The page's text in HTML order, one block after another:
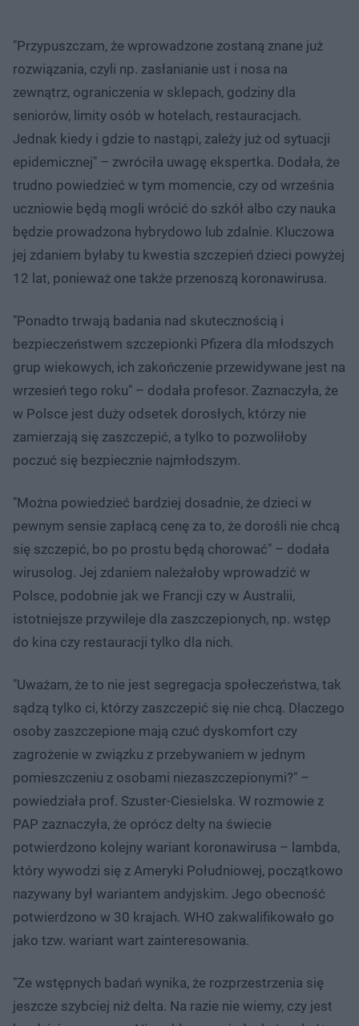
"Przypuszczam, że wprowadzone zostaną znane już
rozwiązania, czyli np. zasłanianie ust i nosa na
zewnątrz, ograniczenia w sklepach, godziny dla
seniorów, limity osób w hotelach, restauracjach.
Jednak kiedy i gdzie to nastąpi, zależy już od sytuacji
epidemicznej" – zwróciła uwagę ekspertka. Dodała, że
trudno powiedzieć w tym momencie, czy od września
uczniowie będą mogli wrócić do szkół albo czy nauka
będzie prowadzona hybrydowo lub zdalnie. Kluczowa
jej zdaniem byłaby tu kwestia szczepień dzieci powyżej
12 lat, ponieważ one także przenoszą koronawirusa.
"Ponadto trwają badania nad skutecznością i
bezpieczeństwem szczepionki Pfizera dla młodszych
grup wiekowych, ich zakończenie przewidywane jest na
wrzesień tego roku" – dodała profesor. Zaznaczyła, że
w Polsce jest duży odsetek dorosłych, którzy nie
zamierzają się zaszczepić, a tylko to pozwoliłoby
poczuć się bezpiecznie najmłodszym.
"Można powiedzieć bardziej dosadnie, że dzieci w
pewnym sensie zapłacą cenę za to, że dorośli nie chcą
się szczepić, bo po prostu będą chorować" – dodała
wirusolog. Jej zdaniem należałoby wprowadzić w
Polsce, podobnie jak we Francji czy w Australii,
istotniejsze przywileje dla zaszczepionych, np. wstęp
do kina czy restauracji tylko dla nich.
"Uważam, że to nie jest segregacja społeczeństwa, tak
sądzą tylko ci, którzy zaszczepić się nie chcą. Dlaczego
osoby zaszczepione mają czuć dyskomfort czy
zagrożenie w związku z przebywaniem w jednym
pomieszczeniu z osobami niezaszczepionymi?" –
powiedziała prof. Szuster-Ciesielska. W rozmowie z
PAP zaznaczyła, że oprócz delty na świecie
potwierdzono kolejny wariant koronawirusa – lambda,
który wywodzi się z Ameryki Południowej, początkowo
nazywany był wariantem andyjskim. Jego obecność
potwierdzono w 30 krajach. WHO zakwalifikowało go
jako tzw. wariant wart zainteresowania.
"Ze wstępnych badań wynika, że rozprzestrzenia się
jeszcze szybciej niż delta. Na razie nie wiemy, czy jest